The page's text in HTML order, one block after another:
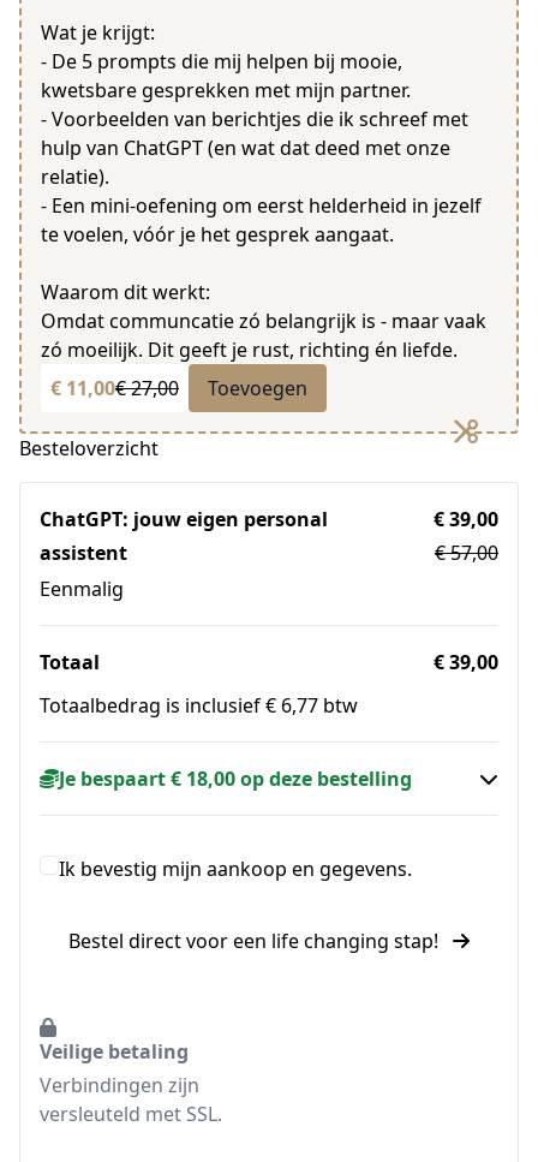
Wat je krijgt:
- De 5 prompts die mij helpen bij mooie,
kwetsbare gesprekken met mijn partner.
- Voorbeelden van berichtjes die ik schreef met
hulp van ChatGPT (en wat dat deed met onze
relatie).
- Een mini-oefening om eerst helderheid in jezelf
te voelen, vóór je het gesprek aangaat.
Waarom dit werkt:
Omdat communcatie zó belangrijk is - maar vaak
zó moeilijk. Dit geeft je rust, richting én liefde.
€ 11,00€ 27,00 Toevoegen
Besteloverzicht
ChatGPT: jouw eigen personal
assistent
Eenmalig
€ 39,00
€ 57,00
Totaal
€ 39,00
Totaalbedrag is inclusief € 6,77 btw
Je bespaart € 18,00 op deze bestelling
Ik bevestig mijn aankoop en gegevens.
Bestel direct voor een life changing stap!
Veilige betaling
Verbindingen zijn
versleuteld met SSL.